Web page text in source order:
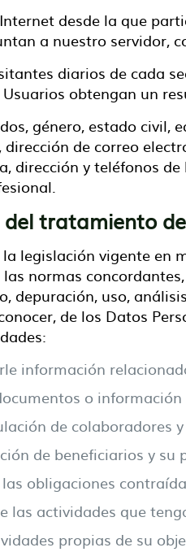
desde la que
a nuestro servidor,
diarios de cada
obtengan un
género, estado civil,
dirección de correo
dirección y teléfonos
del tratamiento
legislación vigente en
normas
depuración, uso,
de los Datos
información
o
de colaboradores
de beneficiarios y su
obligaciones
las actividades que
propias de su